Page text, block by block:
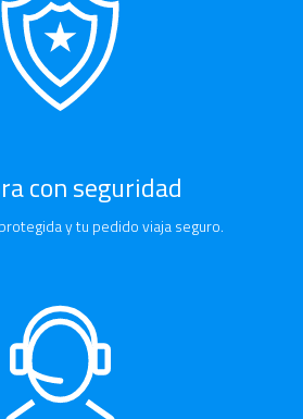
con seguridad
y tu pedido viaja seguro.